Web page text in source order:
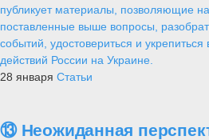
публикует материалы, позволяющие
поставленные выше вопросы,
событий, удостовериться и
действий России на Украине.
28 января Статьи
⑬ Неожиданная